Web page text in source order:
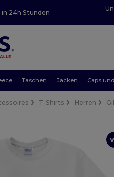
24h Stunden
Taschen Jacken Caps
T-Shirts Herren